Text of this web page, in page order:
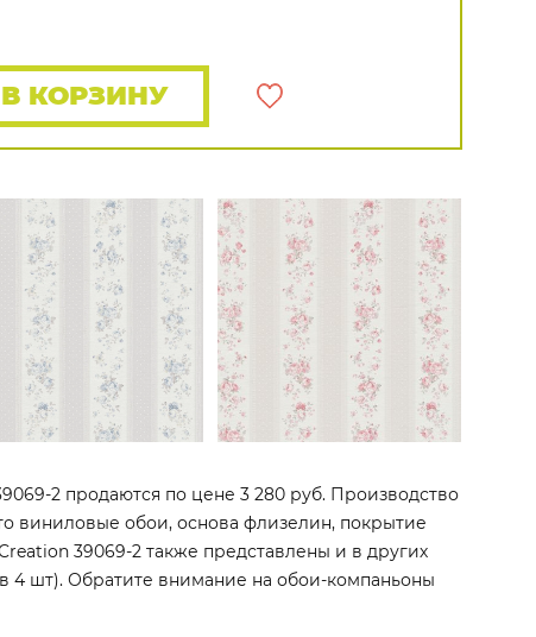
ПОКАЗАТЬ ВСЕ ОБОИ
В КОРЗИНУ
2 продаются по цене 3 280 руб. Производство
виниловые обои, основа флизелин, покрытие
39069-2 также представлены и в других
4 шт). Обратите внимание на обои-компаньоны